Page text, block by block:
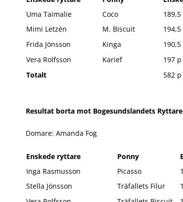
Uma Taimalie
Coco 189,5
Mimi Letzén
M. Biscuit 194,5
Frida Jönsson
Kinga 190,5
Vera Rolfsson
Karief 197 p
Totalt
582 p
Resultat borta mot Bogesundslandets
Domare: Amanda Fog
Enskede ryttare Ponny
Inga Rasmusson
Picasso
Stella Jönsson
Träfallets Filur